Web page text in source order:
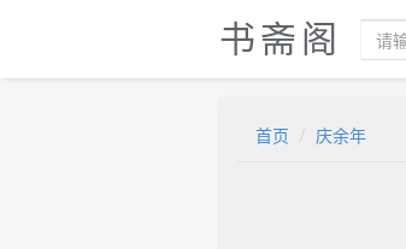
书斋阁
首页 庆余年